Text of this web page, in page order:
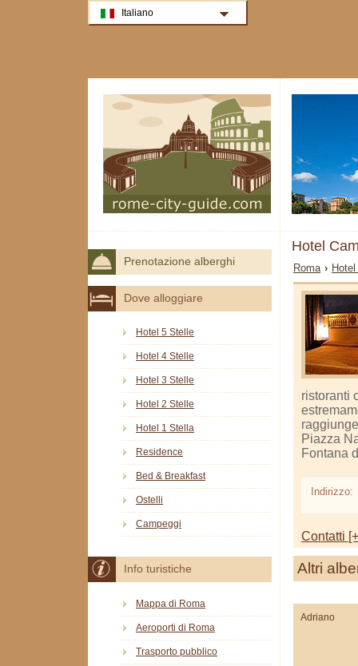
Hotel
Roma ›
ristoranti
Piazza
Fontana
Indirizzo:
Contatti
Altri
Adriano
Prenotazione alberghi
Dove alloggiare
Hotel 5 Stelle
Hotel 4 Stelle
Hotel 3 Stelle
Hotel 2 Stelle
Hotel 1 Stella
Residence
Bed & Breakfast
Ostelli
Campeggi
Info turistiche
Mappa di Roma
Aeroporti di Roma
Trasporto pubblico
Italiano